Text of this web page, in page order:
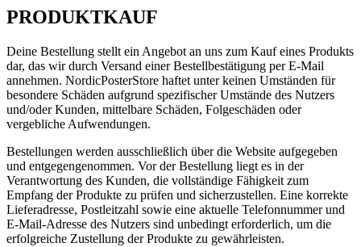
PRODUKTKAUF
Deine Bestellung stellt ein Angebot an uns zum Kauf eines Produkts
dar, das wir durch Versand einer Bestellbestätigung per E-Mail
annehmen. NordicPosterStore haftet unter keinen Umständen für
besondere Schäden aufgrund spezifischer Umstände des Nutzers
und/oder Kunden, mittelbare Schäden, Folgeschäden oder
vergebliche Aufwendungen.
Bestellungen werden ausschließlich über die Website aufgegeben
und entgegengenommen. Vor der Bestellung liegt es in der
Verantwortung des Kunden, die vollständige Fähigkeit zum
Empfang der Produkte zu prüfen und sicherzustellen. Eine korrekte
Lieferadresse, Postleitzahl sowie eine aktuelle Telefonnummer und
E-Mail-Adresse des Nutzers sind unbedingt erforderlich, um die
erfolgreiche Zustellung der Produkte zu gewährleisten.